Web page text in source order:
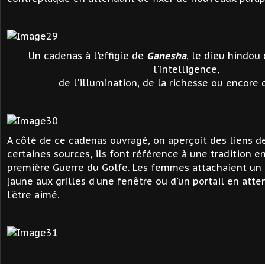
Un cadenas à l'effigie de Ganesha, le dieu hindou
l'intelligence,
de l'illumination, de la richesse ou encore
A côté de ce cadenas ouvragé, on aperçoit des liens
certaines sources, ils font référence à une tradition
première Guerre du Golfe. Les femmes attachaient
jaune aux grilles d'une fenêtre ou d'un portail en
l'être aimé.